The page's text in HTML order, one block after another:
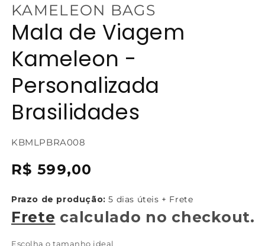
KAMELEON BAGS
Mala de Viagem
Kameleon -
Personalizada
Brasilidades
SKU:
sku
KBMLPBRA008
Preço
R$ 599,00
Prazo de produção: 5 dias úteis + Frete
Frete calculado no checkout.
Escolha o tamanho ideal